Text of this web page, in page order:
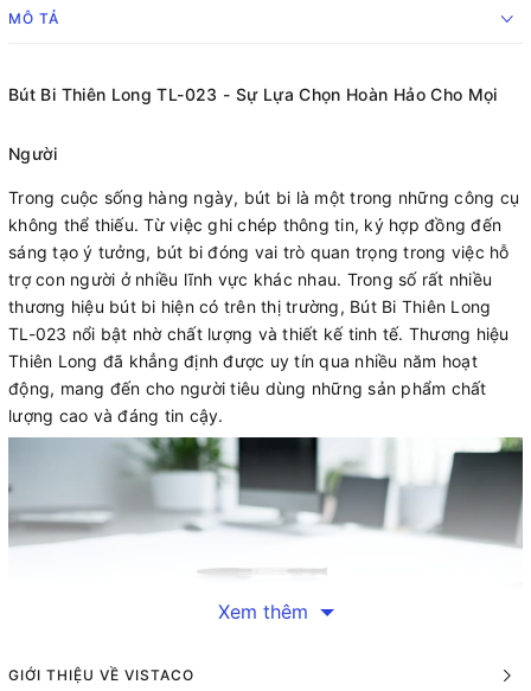
MÔ TẢ
Bút Bi Thiên Long TL-023 - Sự Lựa Chọn Hoàn Hảo Cho Mọi
Người
Trong cuộc sống hàng ngày, bút bi là một trong những công cụ
không thể thiếu. Từ việc ghi chép thông tin, ký hợp đồng đến
sáng tạo ý tưởng, bút bi đóng vai trò quan trọng trong việc hỗ
trợ con người ở nhiều lĩnh vực khác nhau. Trong số rất nhiều
thương hiệu bút bi hiện có trên thị trường, Bút Bi Thiên Long
TL-023 nổi bật nhờ chất lượng và thiết kế tinh tế. Thương hiệu
Thiên Long đã khẳng định được uy tín qua nhiều năm hoạt
động, mang đến cho người tiêu dùng những sản phẩm chất
lượng cao và đáng tin cậy.
Xem thêm
GIỚI THIỆU VỀ VISTACO